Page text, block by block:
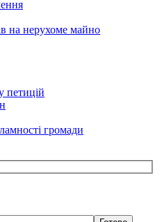
на нерухоме майно
петицій
громади